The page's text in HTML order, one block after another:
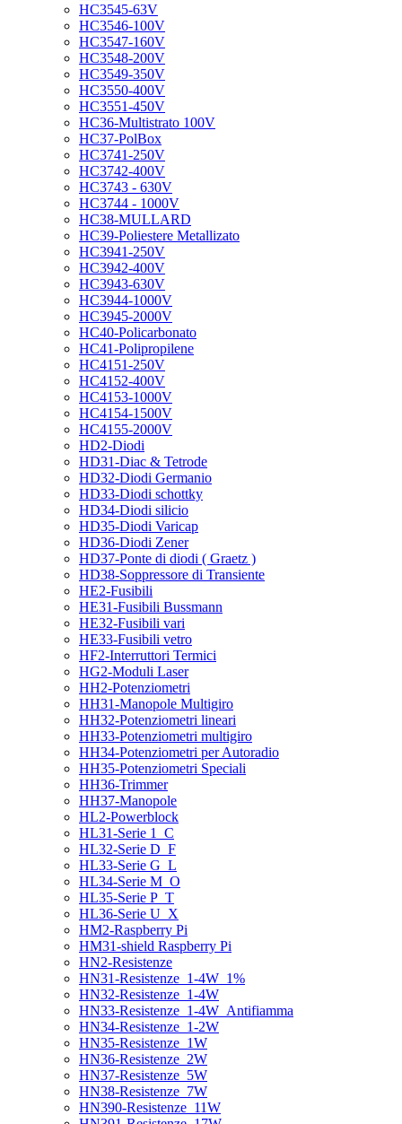
HC3545-63V
HC3546-100V
HC3547-160V
HC3548-200V
HC3549-350V
HC3550-400V
HC3551-450V
HC36-Multistrato 100V
HC37-PolBox
HC3741-250V
HC3742-400V
HC3743 - 630V
HC3744 - 1000V
HC38-MULLARD
HC39-Poliestere Metallizato
HC3941-250V
HC3942-400V
HC3943-630V
HC3944-1000V
HC3945-2000V
HC40-Policarbonato
HC41-Polipropilene
HC4151-250V
HC4152-400V
HC4153-1000V
HC4154-1500V
HC4155-2000V
HD2-Diodi
HD31-Diac & Tetrode
HD32-Diodi Germanio
HD33-Diodi schottky
HD34-Diodi silicio
HD35-Diodi Varicap
HD36-Diodi Zener
HD37-Ponte di diodi ( Graetz )
HD38-Soppressore di Transiente
HE2-Fusibili
HE31-Fusibili Bussmann
HE32-Fusibili vari
HE33-Fusibili vetro
HF2-Interruttori Termici
HG2-Moduli Laser
HH2-Potenziometri
HH31-Manopole Multigiro
HH32-Potenziometri lineari
HH33-Potenziometri multigiro
HH34-Potenziometri per Autoradio
HH35-Potenziometri Speciali
HH36-Trimmer
HH37-Manopole
HL2-Powerblock
HL31-Serie 1_C
HL32-Serie D_F
HL33-Serie G_L
HL34-Serie M_O
HL35-Serie P_T
HL36-Serie U_X
HM2-Raspberry Pi
HM31-shield Raspberry Pi
HN2-Resistenze
HN31-Resistenze_1-4W_1%
HN32-Resistenze_1-4W
HN33-Resistenze_1-4W_Antifiamma
HN34-Resistenze_1-2W
HN35-Resistenze_1W
HN36-Resistenze_2W
HN37-Resistenze_5W
HN38-Resistenze_7W
HN390-Resistenze_11W